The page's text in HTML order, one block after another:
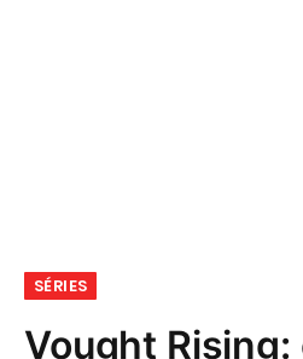
SÉRIES
Vought